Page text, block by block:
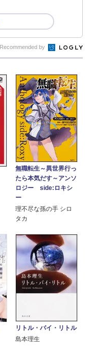
Recommended by
無職転生～異世界行っ
たら本気だす～アンソ
ロジー side:ロキシ
ー
理不尽な孫の手 シロ
タカ
リトル・バイ・リトル
島本理生